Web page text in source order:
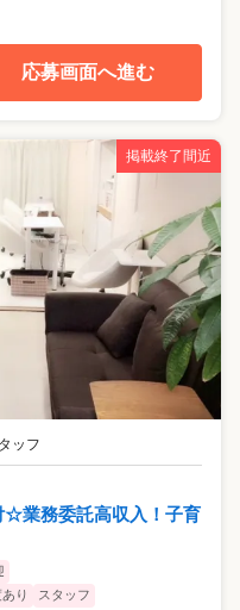
応募画面へ進む
掲載終了間近
ッフ
業務委託高収入！子育
り スタッフ